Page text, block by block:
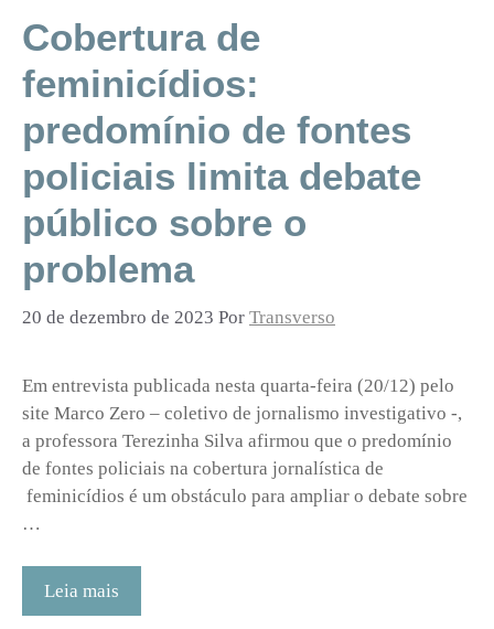
Cobertura de
feminicídios:
predomínio de fontes
policiais limita debate
público sobre o
problema
20 de dezembro de 2023 Por Transverso
Em entrevista publicada nesta quarta-feira (20/12) pelo
site Marco Zero – coletivo de jornalismo investigativo -,
a professora Terezinha Silva afirmou que o predomínio
de fontes policiais na cobertura jornalística de
feminicídios é um obstáculo para ampliar o debate sobre
…
Leia mais